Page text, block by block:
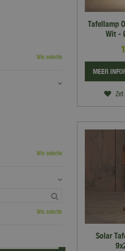
Tafellamp
Wit -
Zet
MEER
Solar
Wis selectie
Wis selectie
Wis selectie